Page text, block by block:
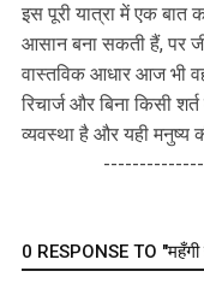
इस पूरी यात्रा में एक बात
आसान बना सकती हैं, पर
वास्तविक आधार आज भी
रिचार्ज और बिना किसी
व्यवस्था है और यही मनुष्य
--------------
0 RESPONSE TO